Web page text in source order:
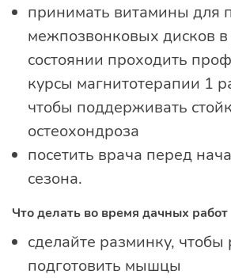
принимать витамины для
межпозвонковых дисков
состоянии проходить
курсы магнитотерапии 1
чтобы поддерживать
остеохондроза
посетить врача перед
сезона.
Что делать во время дачных работ
сделайте разминку, чтобы
подготовить мышцы